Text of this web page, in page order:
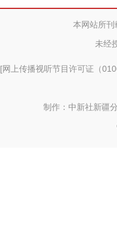
释放本网站所刊
未经
[网上传播视听节目许可证（
制作：中新社新